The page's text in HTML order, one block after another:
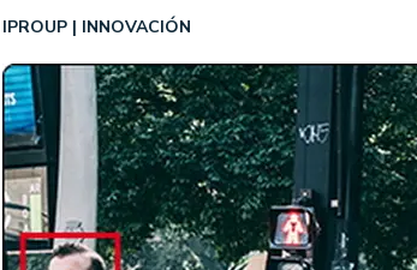
IPROUP INNOVACIÓN